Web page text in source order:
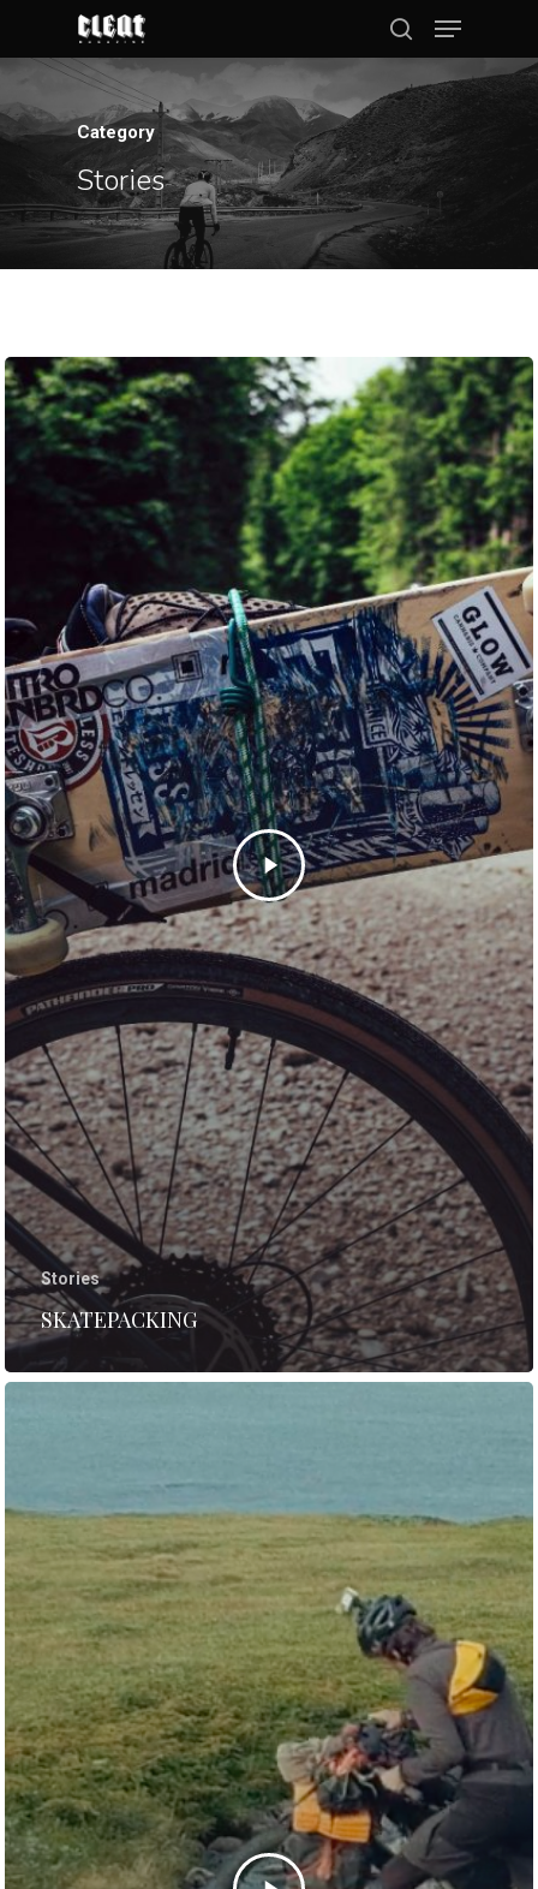
Hit enter to search or ESC to close
Category
Stories
Stories
SKATEPACKING
STORIES
GEAR
REISE